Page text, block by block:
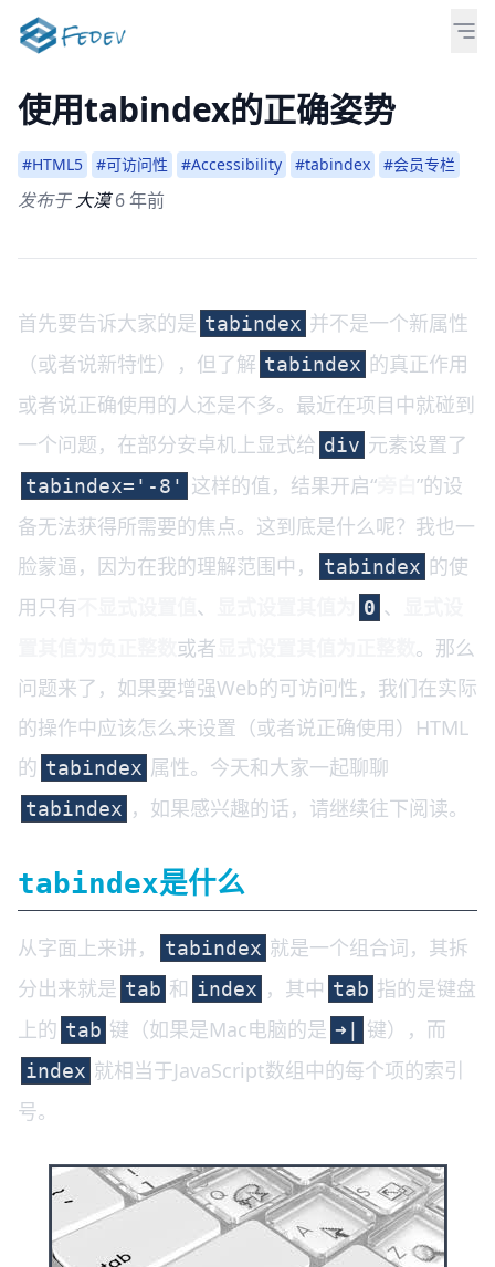
使用tabindex的正确姿势
#HTML5 #可访问性 #Accessibility #tabindex #会员专栏
发布于大漠6 年前
首先要告诉大家的是 tabindex 并不是一个新属性
（或者说新特性），但了解 tabindex 的真正作用
或者说正确使用的人还是不多。最近在项目中就碰到
一个问题，在部分安卓机上显式给 div 元素设置了
tabindex='-8' 这样的值，结果开启“
”的设
备无法获得所需要的焦点。这到底是什么呢？我也一
脸蒙逼，因为在我的理解范围中，
tabindex 的使
用只有
、 0 、
或者
。那么
问题来了，如果要增强Web的可访问性，我们在实际
的操作中应该怎么来设置（或者说正确使用）HTML
的 tabindex 属性。今天和大家一起聊聊
tabindex ，如果感兴趣的话，请继续往下阅读。
tabindex是什么
从字面上来讲， tabindex 就是一个组合词，其拆
分出来就是 tab 和 index ，其中 tab 指的是键盘
上的 tab 键（如果是Mac电脑的是 ➜| 键），而
index 就相当于JavaScript数组中的每个项的索引
号。